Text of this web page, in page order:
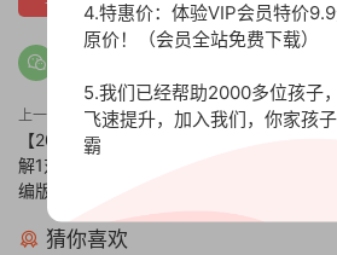
上一篇
【202页PDF文件】23年版《密
解1对1》新教程：一年级下册部
编版语文课堂学习资料
【186
年级
猜你喜欢
4.特惠价：体验VIP会员特价
原价！（会员全站免费下载）
5.我们已经帮助2000多位孩子
飞速提升，加入我们，你家孩
霸